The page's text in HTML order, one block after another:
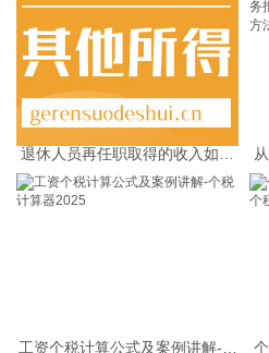
退休人员再任职取得的收入如何
工资个税计算公式及案例讲解-个